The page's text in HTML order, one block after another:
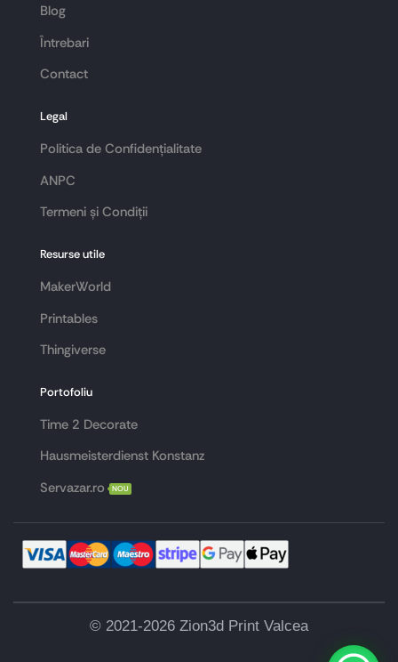
Blog
Întrebari
Contact
Legal
Politica de Confidențialitate
ANPC
Termeni și Condiții
Resurse utile
MakerWorld
Printables
Thingiverse
Portofoliu
Time 2 Decorate
Hausmeisterdienst Konstanz
Servazar.ro
NOU
© 2021-2026 Zion3d Print Valcea